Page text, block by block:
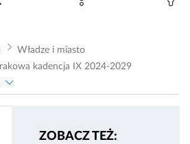
Władze i miasto
kadencja IX 2024-2029
ZOBACZ TEŻ: